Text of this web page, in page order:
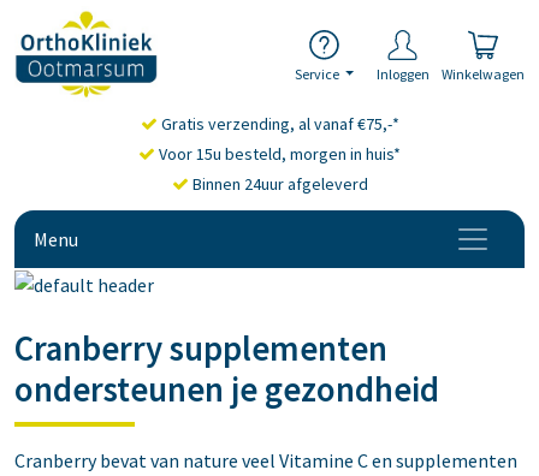
Service Inloggen Winkelwagen
Gratis verzending, al vanaf €75,-*
Voor 15u besteld, morgen in huis*
Binnen 24uur afgeleverd
Menu
Cranberry supplementen
ondersteunen je gezondheid
Cranberry bevat van nature veel Vitamine C en supplementen